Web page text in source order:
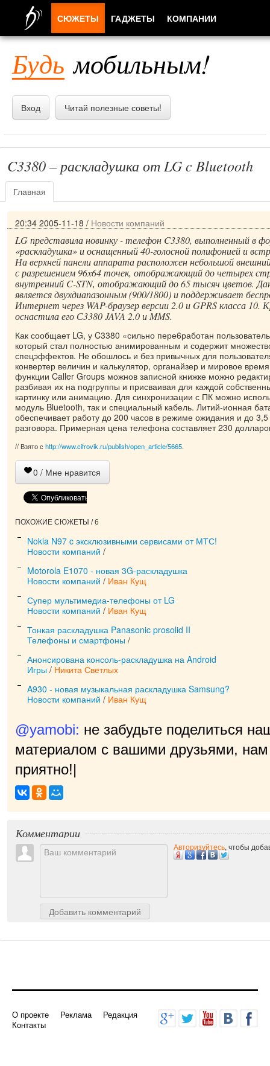
Будь мобильным!
Вход Читай полезные советы!
C3380 – раскладушка от LG c Bluetooth
Главная
20:34 2005-11-18 / Новости компаний
LG представила новинку - телефон C3380, выполненный в
«раскладушка» и оснащенный 40-голосной полифонией и
На верхней панели аппарата расположен небольшой
с разрешением 96x64 точек, отображающий до четырех
внутренний C-STN, отображающий до 65 тысяч цветов.
является двухдиапазонным (900/1800) и поддерживает
Интернет через WAP-браузер версии 2.0 и GPRS класса 10.
оснастила его С3380 JAVA 2.0 и MMS.
Как сообщает LG, у C3380 «сильно пере6работан
который стал полностью анимированным и содержит
спецэффектов. Не обошлось и без привычных для
конвертер величин и калькулятор, органайзер и мировое
функции Caller Groups можнов записной книжке можно
разбивая их на подгруппы и присваивая для каждой
картинку или анимацию. Для синхронизации с ПК можно
модуль Bluetooth, так и специальный кабель. Литий-ионная
обеспечивает работу до 200 часов в режиме ожидания и до
разговора. Примерная цена телефона составляет 230
// Взято с http://www.cifrovik.ru/publish/open_article/5665.
0 / Мне нравится
ПОХОЖИЕ СЮЖЕТЫ / 6
Nokia N97 c эксклюзивными сервисами от МТС!
Новости компаний /
Motorola E1070 - новая 3G-раскладушка
Новости компаний / Иван Кущ
Супер мультимедиа-телефоны от LG
Новости компаний / Иван Кущ
Тонкая раскладушка Panasonic prosolid II
Телефоны и смартфоны /
Анонсирована консоль-раскладушка на Android
Игры / Никита Светлых
A930 - новая музыкальная раскладушка Samsung?
Новости компаний / Иван Кущ
@yamobi: не забудьте поделиться
материалом с вашими друзьями, нам
приятно!|
Комментарии
Добавить комментарий
Авторизуйтесь, чтобы
СЮЖЕТЫ ГАДЖЕТЫ КОМПАНИИ
ПРИЛОЖЕНИЯ
О проекте Реклама
Редакция
Контакты